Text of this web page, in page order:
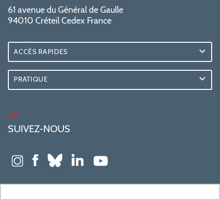
61 avenue du Général de Gaulle
94010 Créteil Cedex France
ACCÈS RAPIDES
PRATIQUE
SUIVEZ-NOUS